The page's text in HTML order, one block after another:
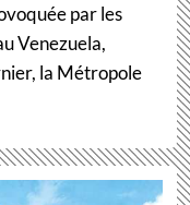
par les
Venezuela,
la Métropole